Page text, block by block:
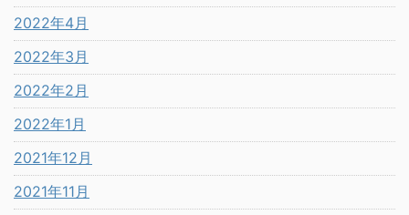
2022年4月
2022年3月
2022年2月
2022年1月
2021年12月
2021年11月